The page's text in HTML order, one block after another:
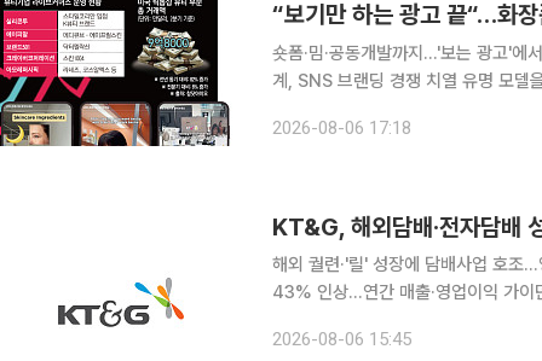
숏폼·밈·공동개발까지…'보는 광고'에
계, SNS 브랜딩 경쟁 치열 유명 모델을 앞세운 광고 영상과 신제품 사진을 일방적으로 게시하며 보
틱톡 챌린지와 밈(Meme) 콘텐츠, 인
2026-08-06 17:18
KT&G, 해외담배·전자담배
해외 궐련·'릴' 성장에 담배사업 호조
43% 인상…연간 매출·영업이익 가이던스 상향 해외 담배사업과 차세대 담배
는 올해 2분기 연결 기준 매출 1조
2026-08-06 15:45